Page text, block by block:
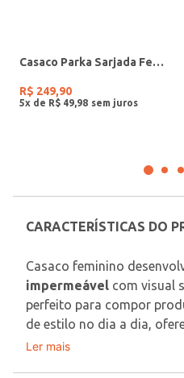
Casaco Parka Sarjada Feminino PRETO
R$ 249,90
5x de R$ 49 98
CARACTERÍSTICAS DO
Casaco feminino
impermeável com visual
perfeito para compor
de estilo no dia a dia,
proteção extra para os
Tecido: Plano
Ler mais